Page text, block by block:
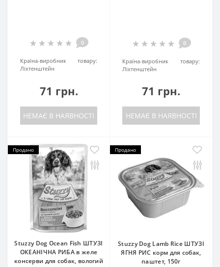
0
Країна-виробник товару:
Ліхтенштейн
71 грн.
НЕМАЄ В НАЯВНОСТІ
0
Країна-виробник товару:
Ліхтенштейн
71 грн.
НЕМАЄ В НАЯВНОСТІ
Продано
Stuzzy Dog Ocean Fish ШТУЗІ
ОКЕАНІЧНА РИБА в желе
консерви для собак, вологий
Продано
Stuzzy Dog Lamb Rice ШТУЗІ
ЯГНЯ РИС корм для собак,
паштет, 150г